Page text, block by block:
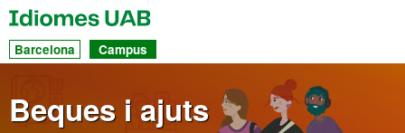
UAB
Barcelona Campus
Beques i ajuts